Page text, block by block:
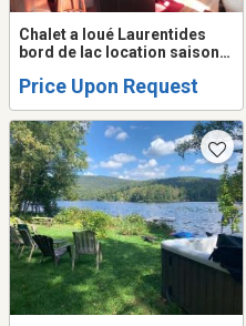
Chalet a loué Laurentides
bord de lac location saison
Price Upon Request